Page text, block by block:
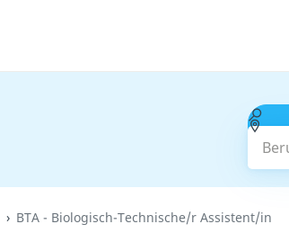
BTA - Biologisch-Technische/r Assistent/in